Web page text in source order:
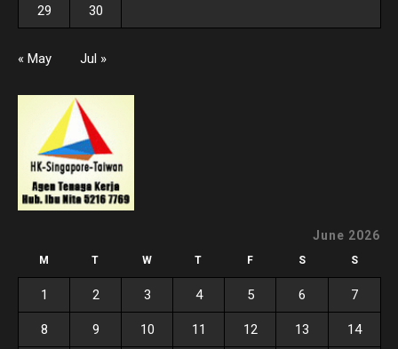
29 30
« May Jul »
June 2026
M T W T F S S
1 2 3 4 5 6 7
8 9 10 11 12 13 14